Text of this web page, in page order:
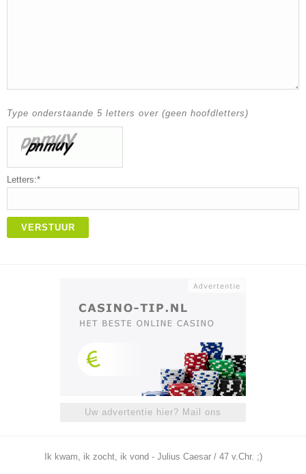
Type onderstaande 5 letters over (geen hoofdletters)
Letters:*
VERSTUUR
Uw advertentie hier? Mail ons
Ik kwam, ik zocht, ik vond - Julius Caesar / 47 v.Chr. ;)